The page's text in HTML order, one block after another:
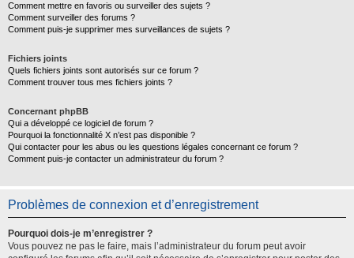
Comment mettre en favoris ou surveiller des sujets ?
Comment surveiller des forums ?
Comment puis-je supprimer mes surveillances de sujets ?
Fichiers joints
Quels fichiers joints sont autorisés sur ce forum ?
Comment trouver tous mes fichiers joints ?
Concernant phpBB
Qui a développé ce logiciel de forum ?
Pourquoi la fonctionnalité X n’est pas disponible ?
Qui contacter pour les abus ou les questions légales concernant ce forum ?
Comment puis-je contacter un administrateur du forum ?
Problèmes de connexion et d’enregistrement
Pourquoi dois-je m’enregistrer ?
Vous pouvez ne pas le faire, mais l’administrateur du forum peut avoir